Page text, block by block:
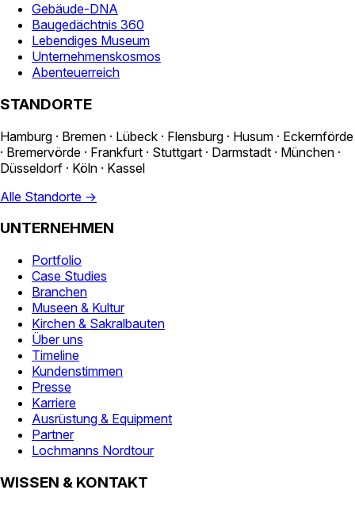
Gebäude-DNA
Baugedächtnis 360
Lebendiges Museum
Unternehmenskosmos
Abenteuerreich
STANDORTE
Hamburg · Bremen · Lübeck · Flensburg · Husum · Eckernförde
· Bremervörde · Frankfurt · Stuttgart · Darmstadt · München ·
Düsseldorf · Köln · Kassel
Alle Standorte →
UNTERNEHMEN
Portfolio
Case Studies
Branchen
Museen & Kultur
Kirchen & Sakralbauten
Über uns
Timeline
Kundenstimmen
Presse
Karriere
Ausrüstung & Equipment
Partner
Lochmanns Nordtour
WISSEN & KONTAKT